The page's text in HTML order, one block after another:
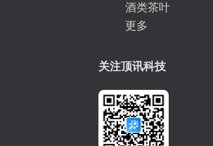
酒类茶叶
更多
关注顶讯科技